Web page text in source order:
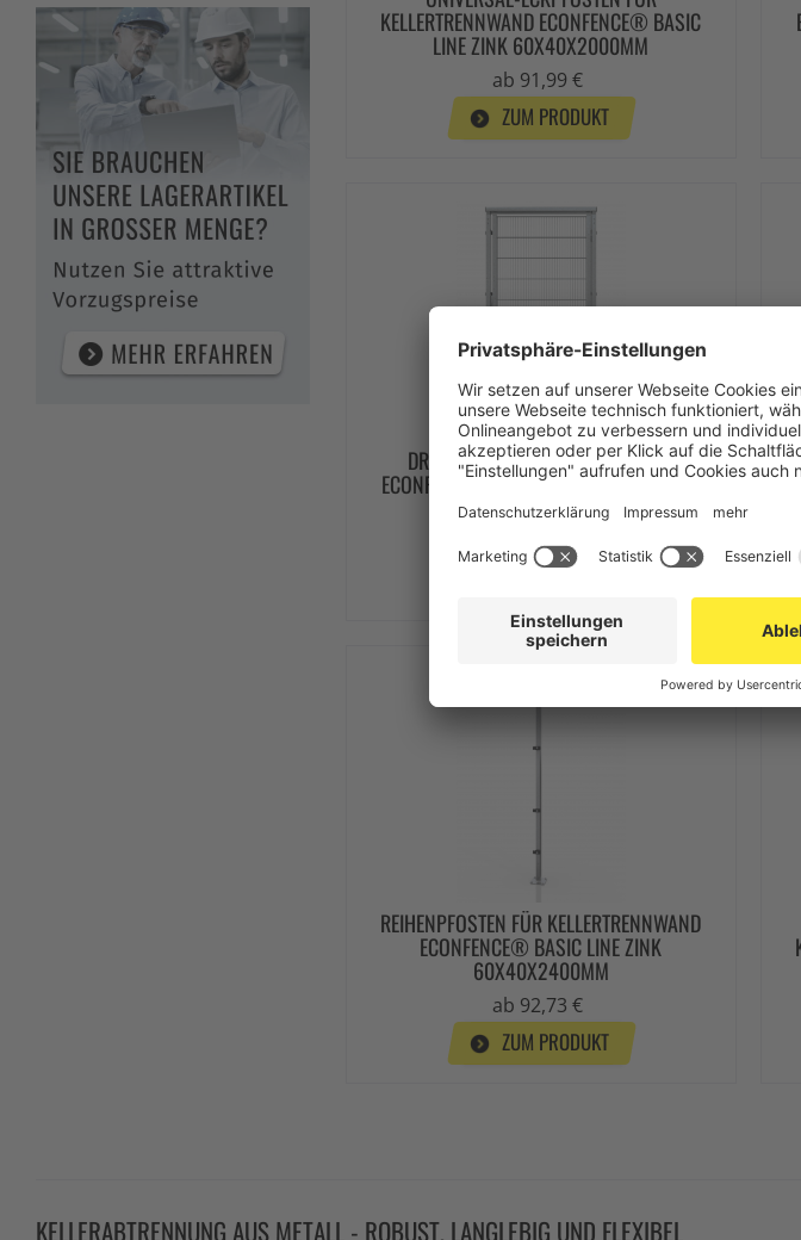
KELLERTRENNWAND ECONFENCE® BASIC
LINE ZINK 60X40X2000MM
ab 91,99 €
ZUM PRODUKT
DREHTÜR FÜR KELLERTRENNWAND
ECONFENCE® BASIC LINE ZINK BT01-WB
600X2000MM
350,10 €
Topseller
REIHENPFOSTEN FÜR KELLERTRENNWAND
ECONFENCE® BASIC LINE ZINK
60X40X2400MM
ab 92,73 €
ZUM PRODUKT
KELLERABTRENNUNG AUS METALL - ROBUST, LANGLEBIG UND FLEXIBEL